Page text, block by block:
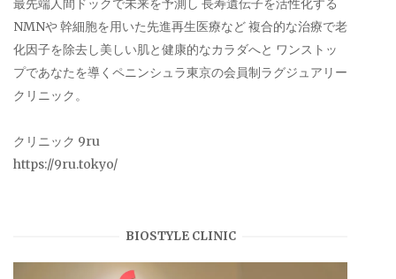
最先端人間ドックで未来を予測し 長寿遺伝子を活性化する
NMNや 幹細胞を用いた先進再生医療など 複合的な治療で老
化因子を除去し美しい肌と健康的なカラダへと ワンストッ
プであなたを導くペニンシュラ東京の会員制ラグジュアリー
クリニック。
クリニック 9ru
https://9ru.tokyo/
BIOSTYLE CLINIC